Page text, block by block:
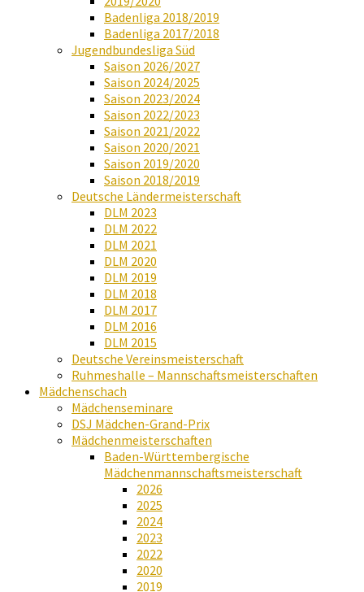
Badenliga 2018/2019
Badenliga 2017/2018
Jugendbundesliga Süd
Saison 2026/2027
Saison 2024/2025
Saison 2023/2024
Saison 2022/2023
Saison 2021/2022
Saison 2020/2021
Saison 2019/2020
Saison 2018/2019
Deutsche Ländermeisterschaft
DLM 2023
DLM 2022
DLM 2021
DLM 2020
DLM 2019
DLM 2018
DLM 2017
DLM 2016
DLM 2015
Deutsche Vereinsmeisterschaft
Ruhmeshalle – Mannschaftsmeisterschaften
Mädchenschach
Mädchenseminare
DSJ Mädchen-Grand-Prix
Mädchenmeisterschaften
Baden-Württembergische
Mädchenmannschaftsmeisterschaft
2026
2025
2024
2023
2022
2020
2019